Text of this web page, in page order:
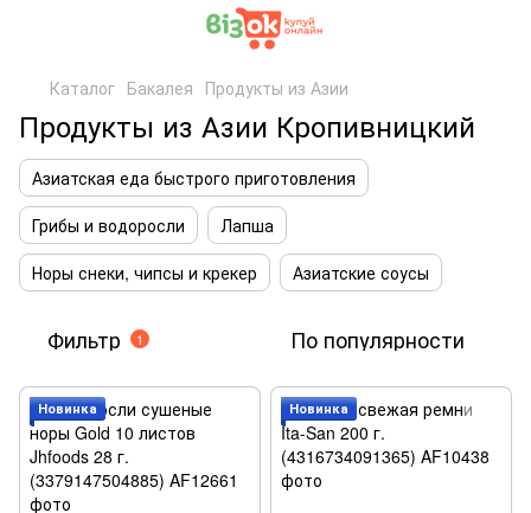
Каталог Бакалея Продукты из Азии
Продукты из Азии Кропивницкий
Азиатская еда быстрого приготовления
Грибы и водоросли
Лапша
Норы снеки, чипсы и крекер
Азиатские соусы
Фильтр 1 По популярности
Новинка Новинка